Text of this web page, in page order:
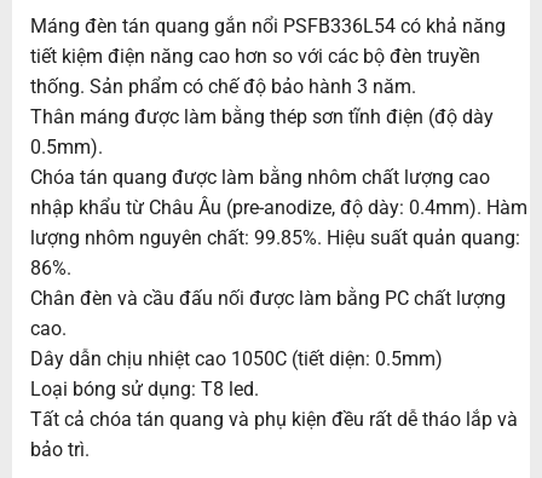
Máng đèn tán quang gắn nổi PSFB336L54 có khả năng
tiết kiệm điện năng cao hơn so với các bộ đèn truyền
thống. Sản phẩm có chế độ bảo hành 3 năm.
Thân máng được làm bằng thép sơn tĩnh điện (độ dày
0.5mm).
Chóa tán quang được làm bằng nhôm chất lượng cao
nhập khẩu từ Châu Âu (pre-anodize, độ dày: 0.4mm). Hàm
lượng nhôm nguyên chất: 99.85%. Hiệu suất quản quang:
86%.
Chân đèn và cầu đấu nối được làm bằng PC chất lượng
cao.
Dây dẫn chịu nhiệt cao 1050C (tiết diện: 0.5mm)
Loại bóng sử dụng: T8 led.
Tất cả chóa tán quang và phụ kiện đều rất dễ tháo lắp và
bảo trì.